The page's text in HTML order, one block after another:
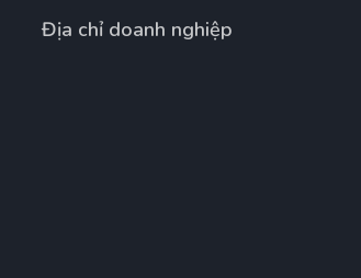
Địa chỉ doanh nghiệp